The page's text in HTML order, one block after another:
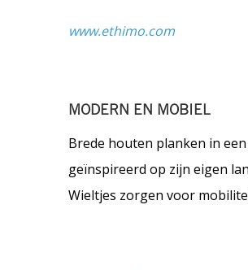
www.ethimo.com
MODERN EN MOBIEL
Brede houten planken in
geïnspireerd op zijn eigen
Wieltjes zorgen voor